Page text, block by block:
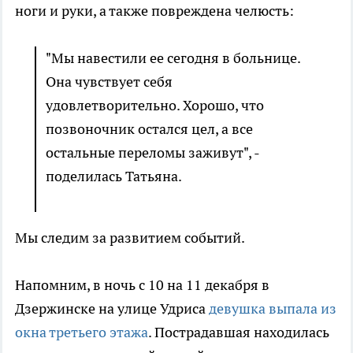
ноги и руки, а также повреждена челюсть:
"Мы навестили ее сегодня в больнице.
Она чувствует себя
удовлетворительно. Хорошо, что
позвоночник остался цел, а все
остальные переломы заживут", -
поделилась Татьяна.
Мы следим за развитием событий.
Напомним, в ночь с 10 на 11 декабря в
Дзержинске на улице Удрисадевушка выпала из
окна третьего этажа. Пострадавшая находилась